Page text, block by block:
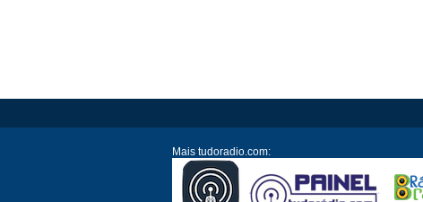
Mais tudoradio.com: